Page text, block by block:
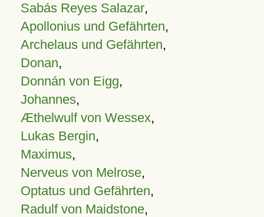
Sabás Reyes Salazar,
Apollonius und Gefährten,
Archelaus und Gefährten,
Donan,
Donnán von Eigg,
Johannes,
Æthelwulf von Wessex,
Lukas Bergin,
Maximus,
Nerveus von Melrose,
Optatus und Gefährten,
Radulf von Maidstone,